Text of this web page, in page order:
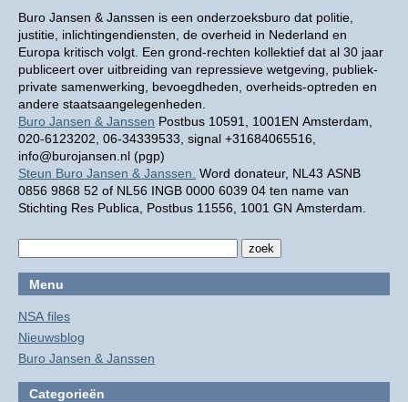
Buro Jansen & Janssen is een onderzoeksburo dat politie,
justitie, inlichtingendiensten, de overheid in Nederland en
Europa kritisch volgt. Een grond-rechten kollektief dat al 30 jaar
publiceert over uitbreiding van repressieve wetgeving, publiek-
private samenwerking, bevoegdheden, overheids-optreden en
andere staatsaangelegenheden.
Buro Jansen & Janssen Postbus 10591, 1001EN Amsterdam,
020-6123202, 06-34339533, signal +31684065516,
info@burojansen.nl (pgp)
Steun Buro Jansen & Janssen. Word donateur, NL43 ASNB
0856 9868 52 of NL56 INGB 0000 6039 04 ten name van
Stichting Res Publica, Postbus 11556, 1001 GN Amsterdam.
Menu
NSA files
Nieuwsblog
Buro Jansen & Janssen
Categorieën